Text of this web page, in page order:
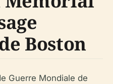
Boston
Guerre Mondiale de